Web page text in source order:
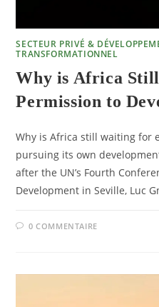
SECTEUR PRIVÉ &
TRANSFORMATIONNEL
Why is Africa Still
Permission to
Why is Africa still waiting for
pursuing its own
after the UN’s Fourth
Development in Seville, Luc
0 COMMENTAIRE